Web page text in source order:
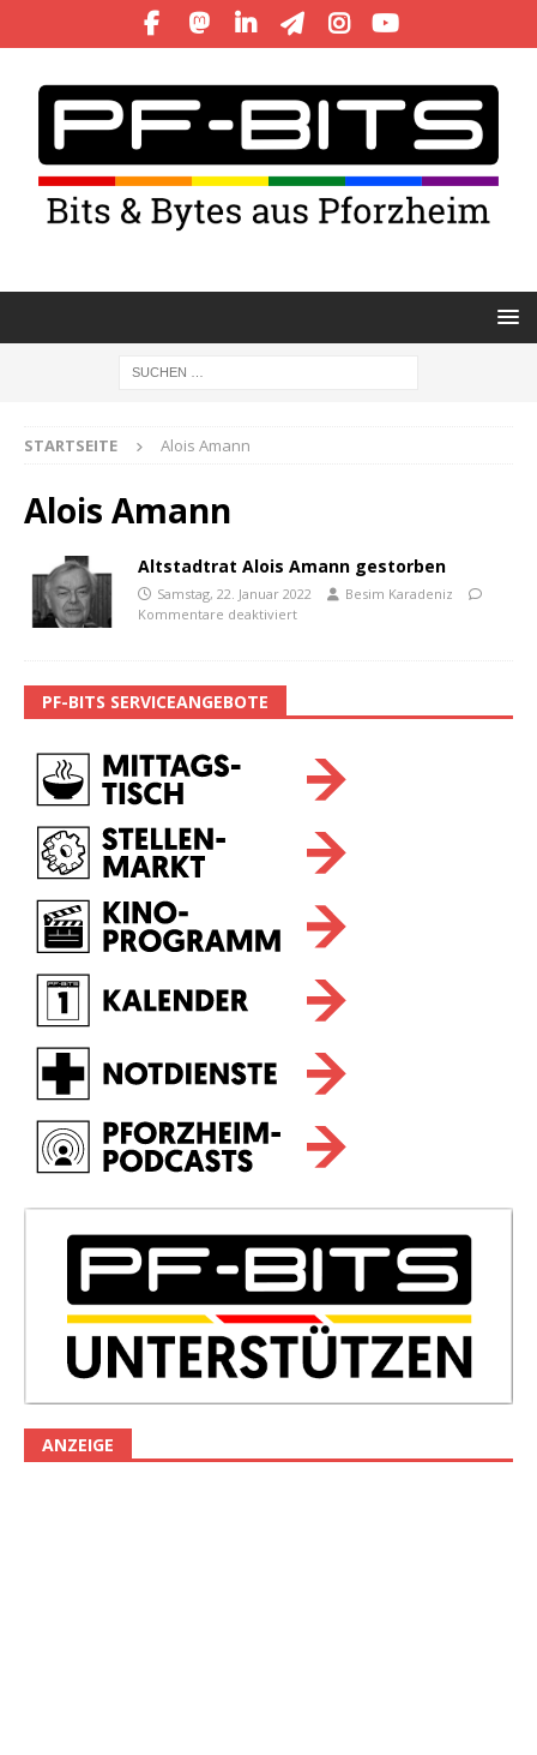
STARTSEITE Alois Amann
Alois Amann
Altstadtrat Alois Amann gestorben
Samstag, 22. Januar 2022
Besim Karadeniz
Kommentare deaktiviert
PF-BITS SERVICEANGEBOTE
ANZEIGE